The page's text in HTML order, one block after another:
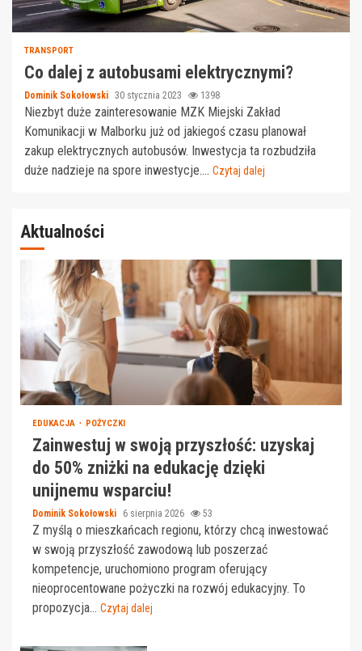
TRANSPORT
Co dalej z autobusami elektrycznymi?
Dominik Sokołowski 30 stycznia 2023 1398
Niezbyt duże zainteresowanie MZK Miejski Zakład
Komunikacji w Malborku już od jakiegoś czasu planował
zakup elektrycznych autobusów. Inwestycja ta rozbudziła
duże nadzieje na spore inwestycje.... Czytaj dalej
Aktualności
EDUKACJA POŻYCZKI
Zainwestuj w swoją przyszłość: uzyskaj
do 50% zniżki na edukację dzięki
unijnemu wsparciu!
Dominik Sokołowski 6 sierpnia 2026 53
Z myślą o mieszkańcach regionu, którzy chcą inwestować
w swoją przyszłość zawodową lub poszerzać
kompetencje, uruchomiono program oferujący
nieoprocentowane pożyczki na rozwój edukacyjny. To
propozycja... Czytaj dalej